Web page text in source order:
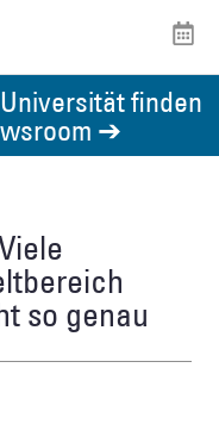
finden
➔
so genau